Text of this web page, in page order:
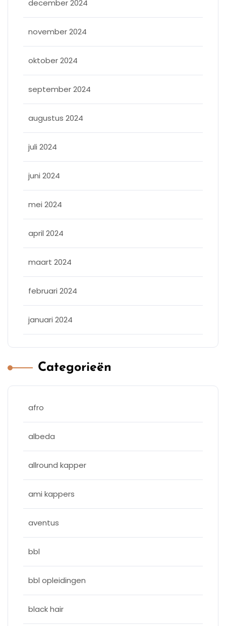
december 2024
november 2024
oktober 2024
september 2024
augustus 2024
juli 2024
juni 2024
mei 2024
april 2024
maart 2024
februari 2024
januari 2024
Categorieën
afro
albeda
allround kapper
ami kappers
aventus
bbl
bbl opleidingen
black hair